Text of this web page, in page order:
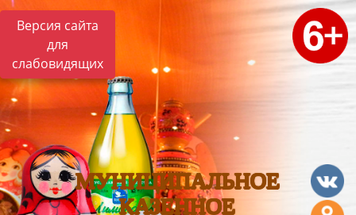
Версия сайта
для
слабовидящих
МУНИЦИПАЛЬНОЕ
КАЗЕННОЕ